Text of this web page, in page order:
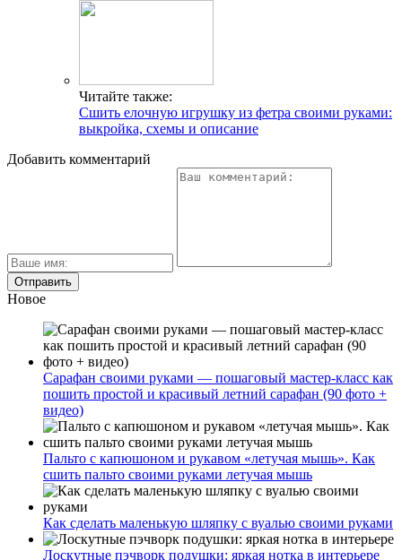
Читайте также:
Сшить елочную игрушку из фетра своими руками:
выкройка, схемы и описание
Добавить комментарий
Новое
Сарафан своими руками — пошаговый мастер-класс как
пошить простой и красивый летний сарафан (90 фото +
видео)
Пальто с капюшоном и рукавом «летучая мышь». Как
сшить пальто своими руками летучая мышь
Как сделать маленькую шляпку с вуалью своими руками
Лоскутные пэчворк подушки: яркая нотка в интерьере